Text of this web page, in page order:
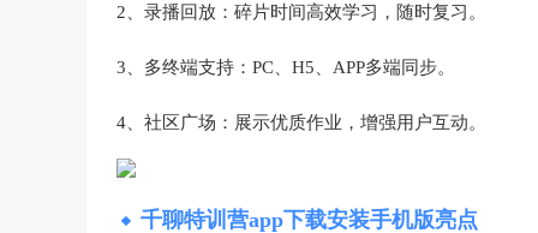
2、录播回放‌：碎片时间高效学习，随时复习。
3、多终端支持‌：PC、H5、APP多端同步。
4、社区广场‌：展示优质作业，增强用户互动。
千聊特训营app下载安装手机版亮点